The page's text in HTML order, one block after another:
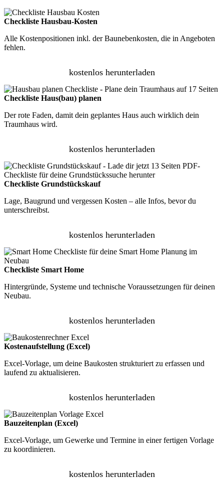
Checkliste Hausbau-Kosten
Alle Kostenpositionen inkl. der Baunebenkosten, die in Angeboten
fehlen.
kostenlos herunterladen
Checkliste Haus(bau) planen
Der rote Faden, damit dein geplantes Haus auch wirklich dein
Traumhaus wird.
kostenlos herunterladen
Checkliste Grundstückskauf
Lage, Baugrund und vergessen Kosten – alle Infos, bevor du
unterschreibst.
kostenlos herunterladen
Checkliste Smart Home
Hintergründe, Systeme und technische Voraussetzungen für deinen
Neubau.
kostenlos herunterladen
Kostenaufstellung (Excel)
Excel-Vorlage, um deine Baukosten strukturiert zu erfassen und
laufend zu aktualisieren.
kostenlos herunterladen
Bauzeitenplan (Excel)
Excel-Vorlage, um Gewerke und Termine in einer fertigen Vorlage
zu koordinieren.
kostenlos herunterladen